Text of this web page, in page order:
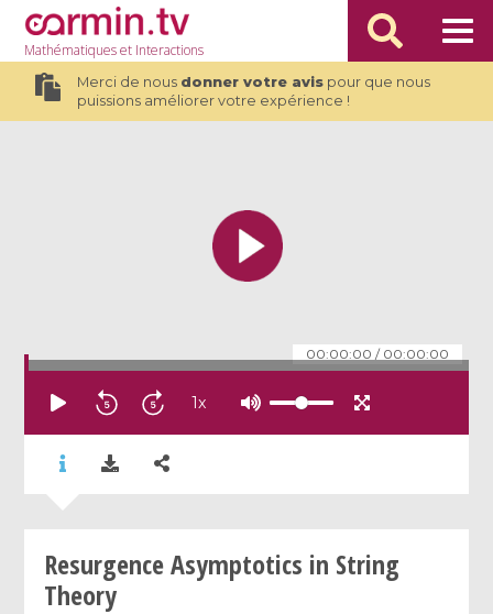
Mathématiqueset Interactions
Merci de nous donner votre avispour que nous
puissions améliorer votre expérience !
00:00:00 / 00:00:00
1x
Resurgence Asymptotics in String
Theory